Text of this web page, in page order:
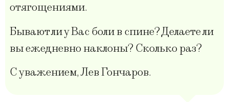
отягощениями.
Бывают ли у Вас боли в спине? Делаете ли
вы ежедневно наклоны? Сколько раз?
С уважением, Лев Гончаров.